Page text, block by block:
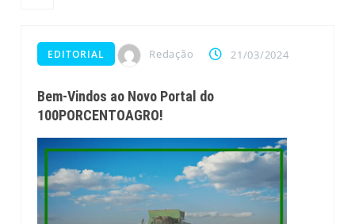
EDITORIAL Redação 21/03/2024
Bem-Vindos ao Novo Portal do
100PORCENTOAGRO!